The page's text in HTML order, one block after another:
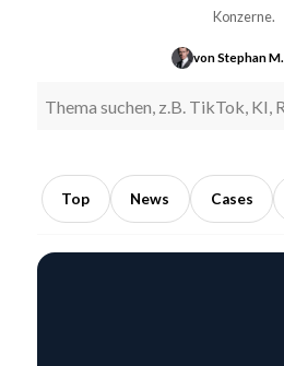
Konzerne.
von Stephan
Top News Cases
Kooperationen
mit
Lesezeit